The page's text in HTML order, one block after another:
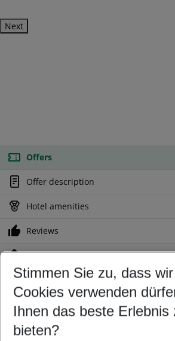
Next
Offers
Offer description
Hotel amenities
Reviews
Location
Customize your offer
Find the perfect deal which suits your
Your departure airport
Any airport
Stimmen Sie zu, dass wir
Cookies verwenden
Ihnen das beste Erlebnis
bieten?